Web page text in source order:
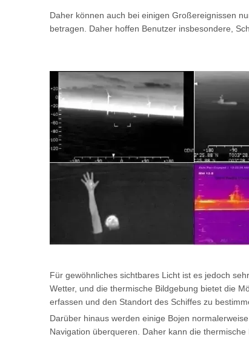
Daher können auch bei einigen Großereignissen
betragen. Daher hoffen Benutzer insbesondere,
Für gewöhnliches sichtbares Licht ist es jedoch
Wetter, und die thermische Bildgebung bietet die
erfassen und den Standort des Schiffes zu
Darüber hinaus werden einige Bojen
Navigation überqueren. Daher kann die